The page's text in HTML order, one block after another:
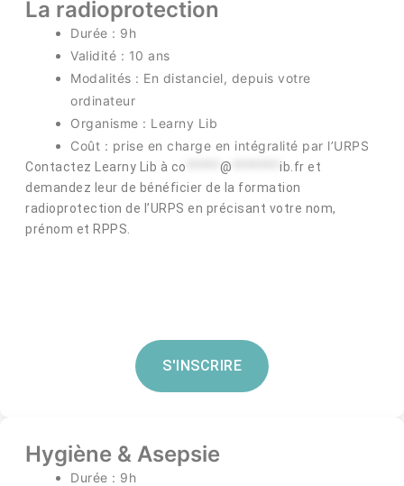
La radioprotection
Durée : 9h
Validité : 10 ans
Modalités : En distanciel, depuis votre
ordinateur
Organisme : Learny Lib
Coût : prise en charge en intégralité par l’URPS
Contactez Learny Lib à co @ ib.fr et
demandez leur de bénéficier de la formation
radioprotection de l’URPS en précisant votre nom,
prénom et RPPS.
S'INSCRIRE
Hygiène & Asepsie
Durée : 9h